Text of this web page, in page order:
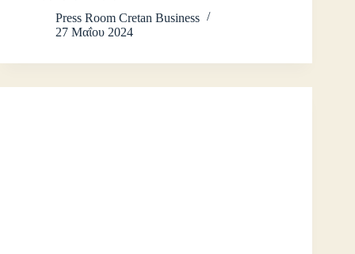
Press Room Cretan Business
27 Μαΐου 2024